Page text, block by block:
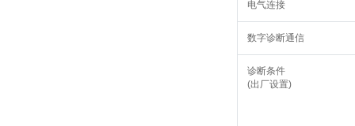
电气连接
数字诊断通信
诊断条件
(出厂设置)